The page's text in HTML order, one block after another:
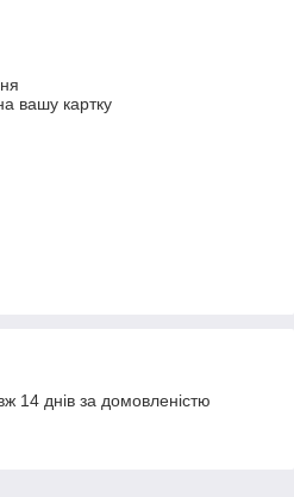
вашу картку
14 днів за домовленістю